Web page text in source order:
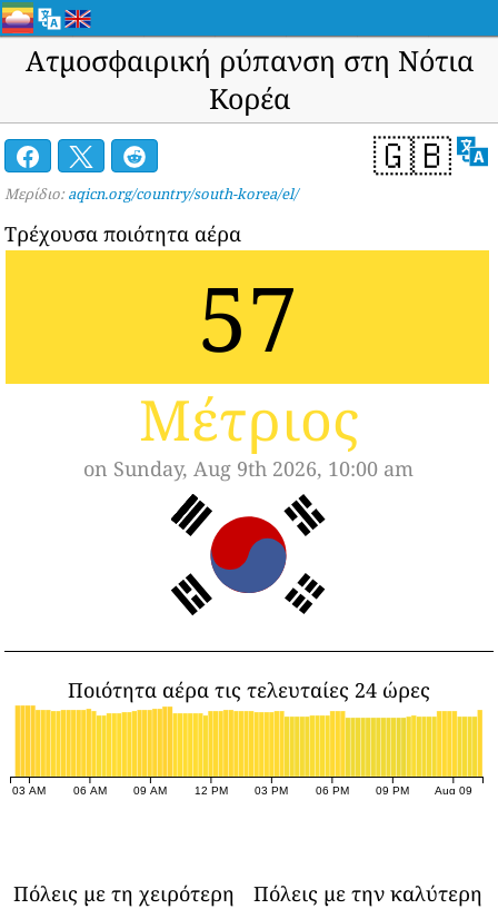
Ατμοσφαιρική ρύπανση στη Νότια
Κορέα
🇬🇧
Μερίδιο: aqicn.org/country/south-korea/el/
Τρέχουσα ποιότητα αέρα
57
Μέτριος
on Sunday, Aug 9th 2026, 10:00 am
Ποιότητα αέρα τις τελευταίες 24 ώρες
03 AM 06 AM 09 AM 12 PM 03 PM 06 PM 09 PM Aug 09
Πόλεις με τη χειρότερη
Πόλεις με την καλύτερη